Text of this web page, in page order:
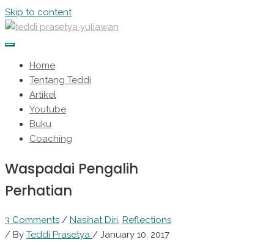
Skip to content
Home
Tentang Teddi
Artikel
Youtube
Buku
Coaching
Waspadai Pengalih
Perhatian
3 Comments / Nasihat Diri, Reflections
/ By Teddi Prasetya / January 10, 2017